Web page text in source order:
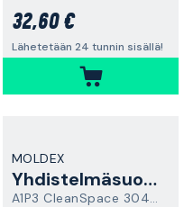
32,60 €
Lähetetään 24 tunnin sisällä!
MOLDEX
Yhdistelmäsuodatin
A1P3 CleanSpace 304900